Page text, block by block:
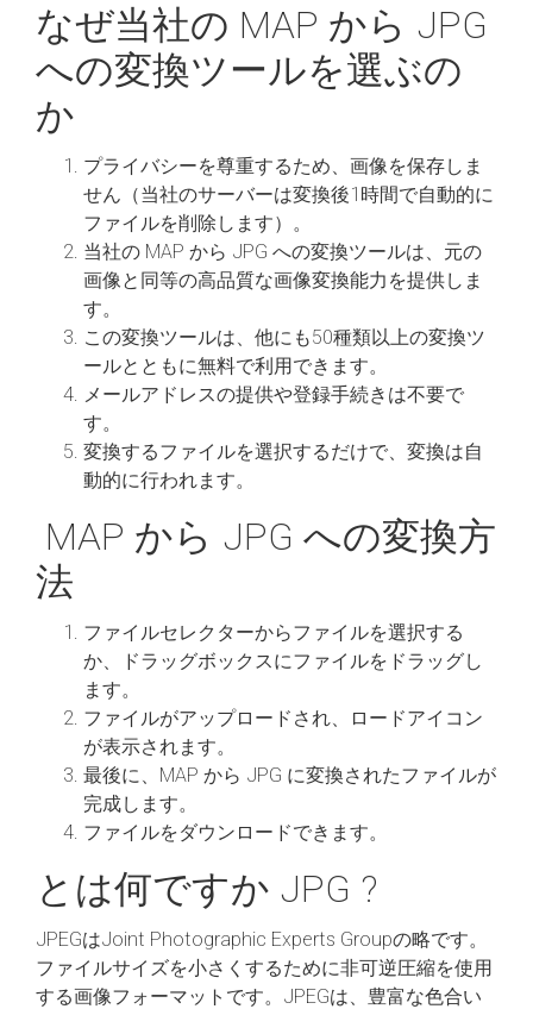
なぜ当社の MAP から JPG
への変換ツールを選ぶの
か
プライバシーを尊重するため、画像を保存しま
せん（当社のサーバーは変換後1時間で自動的に
ファイルを削除します）。
当社の MAP から JPG への変換ツールは、元の
画像と同等の高品質な画像変換能力を提供しま
す。
この変換ツールは、他にも50種類以上の変換ツ
ールとともに無料で利用できます。
メールアドレスの提供や登録手続きは不要で
す。
変換するファイルを選択するだけで、変換は自
動的に行われます。
MAP から JPG への変換方
法
ファイルセレクターからファイルを選択する
か、ドラッグボックスにファイルをドラッグし
ます。
ファイルがアップロードされ、ロードアイコン
が表示されます。
最後に、MAP から JPG に変換されたファイルが
完成します。
ファイルをダウンロードできます。
とは何ですか JPG ?
JPEGはJoint Photographic Experts Groupの略です。
ファイルサイズを小さくするために非可逆圧縮を使用
する画像フォーマットです。JPEGは、豊富な色合い